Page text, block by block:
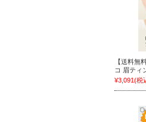
【送料無
コ 眉ティ
¥3,091(税